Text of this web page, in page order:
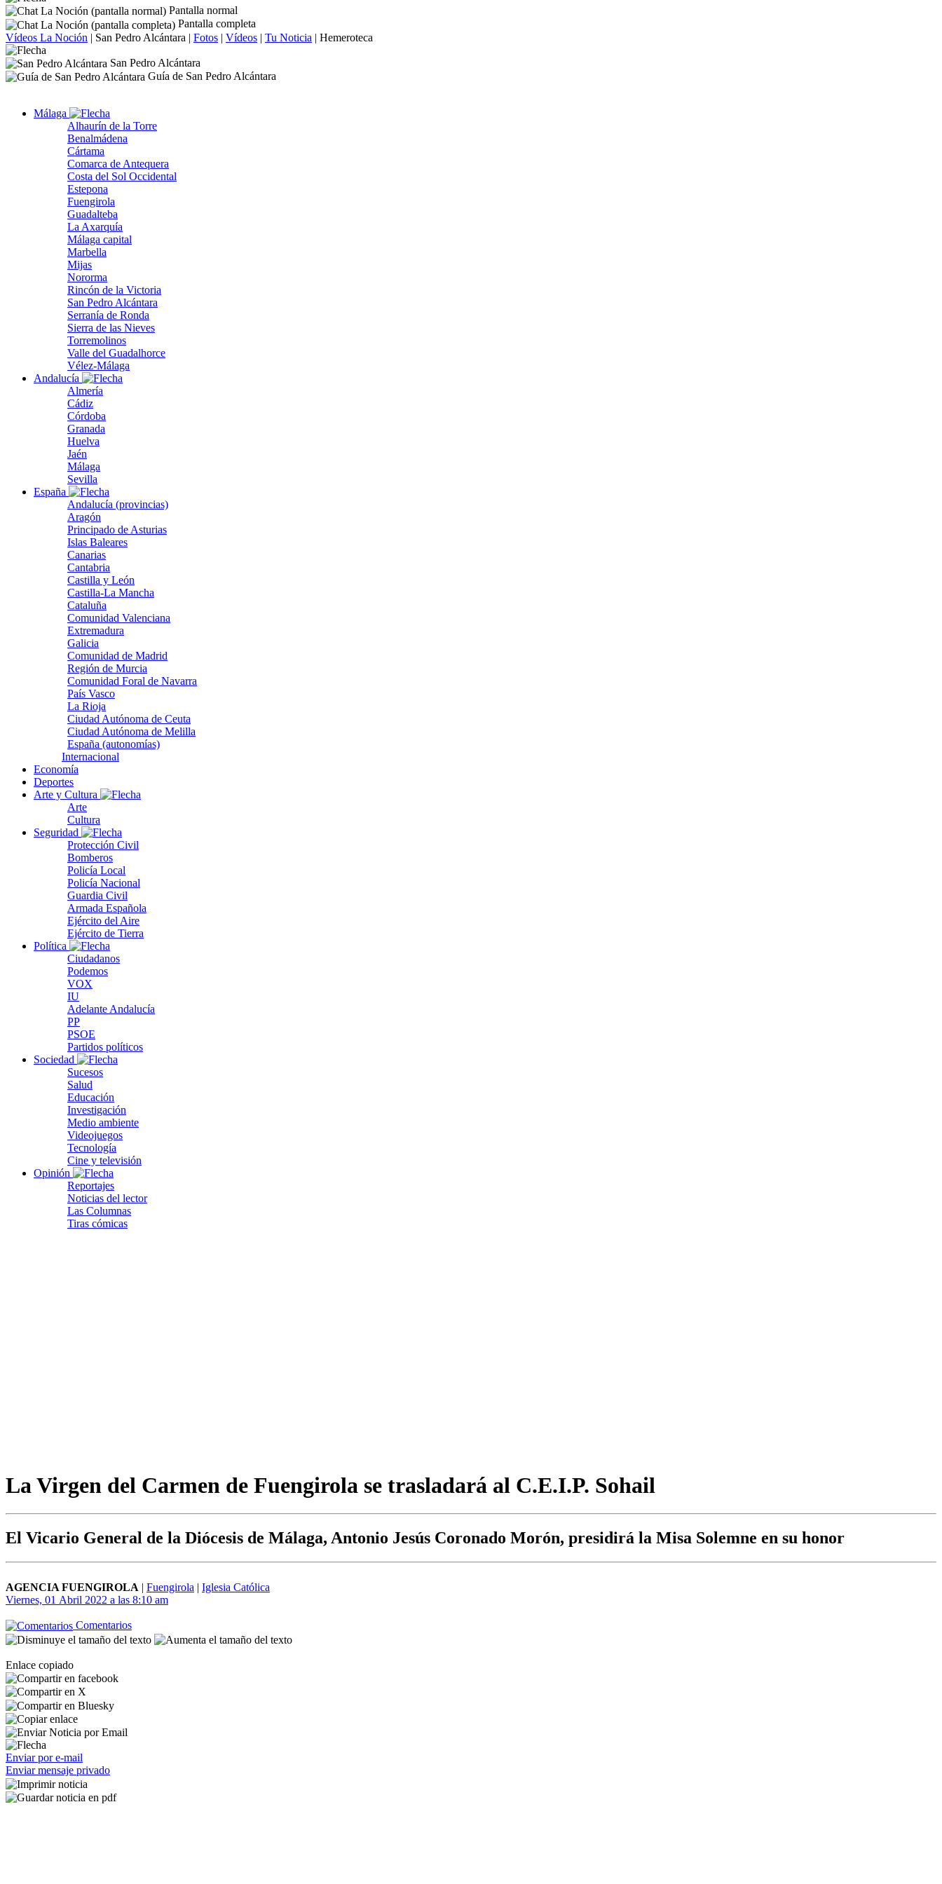
Pantalla normal
Pantalla completa
Vídeos La Noción | San Pedro Alcántara | Fotos | Vídeos | Tu Noticia | Hemeroteca
San Pedro Alcántara
Guía de San Pedro Alcántara
Málaga
Alhaurín de la Torre
Benalmádena
Cártama
Comarca de Antequera
Costa del Sol Occidental
Estepona
Fuengirola
Guadalteba
La Axarquía
Málaga capital
Marbella
Mijas
Nororma
Rincón de la Victoria
San Pedro Alcántara
Serranía de Ronda
Sierra de las Nieves
Torremolinos
Valle del Guadalhorce
Vélez-Málaga
Andalucía
Almería
Cádiz
Córdoba
Granada
Huelva
Jaén
Málaga
Sevilla
España
Andalucía (provincias)
Aragón
Principado de Asturias
Islas Baleares
Canarias
Cantabria
Castilla y León
Castilla-La Mancha
Cataluña
Comunidad Valenciana
Extremadura
Galicia
Comunidad de Madrid
Región de Murcia
Comunidad Foral de Navarra
País Vasco
La Rioja
Ciudad Autónoma de Ceuta
Ciudad Autónoma de Melilla
España (autonomías)
Internacional
Economía
Deportes
Arte y Cultura
Arte
Cultura
Seguridad
Protección Civil
Bomberos
Policía Local
Policía Nacional
Guardia Civil
Armada Española
Ejército del Aire
Ejército de Tierra
Política
Ciudadanos
Podemos
VOX
IU
Adelante Andalucía
PP
PSOE
Partidos políticos
Sociedad
Sucesos
Salud
Educación
Investigación
Medio ambiente
Videojuegos
Tecnología
Cine y televisión
Opinión
Reportajes
Noticias del lector
Las Columnas
Tiras cómicas
La Virgen del Carmen de Fuengirola se trasladará al C.E.I.P. Sohail
El Vicario General de la Diócesis de Málaga, Antonio Jesús Coronado Morón, presidirá la Misa Solemne en su honor
AGENCIA FUENGIROLA | Fuengirola | Iglesia Católica
Viernes, 01 Abril 2022 a las 8:10 am
Comentarios
Enlace copiado
Enviar por e-mail
Enviar mensaje privado